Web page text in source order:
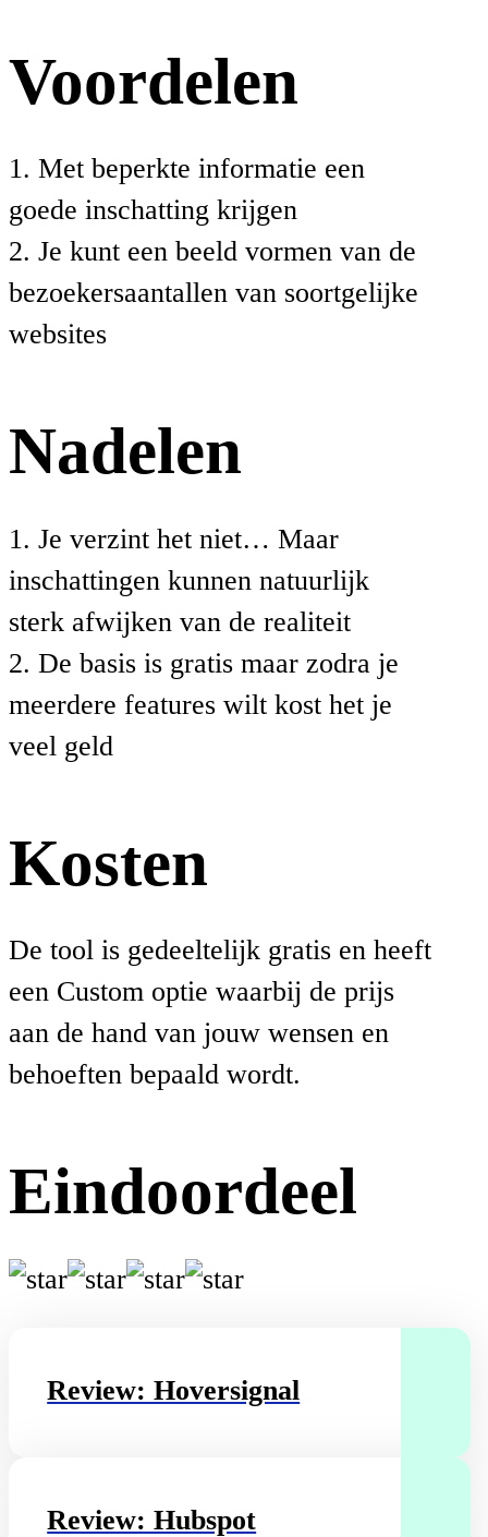
Voordelen
1. Met beperkte informatie een
goede inschatting krijgen
2. Je kunt een beeld vormen van de
bezoekersaantallen van soortgelijke
websites
Nadelen
1. Je verzint het niet… Maar
inschattingen kunnen natuurlijk
sterk afwijken van de realiteit
2. De basis is gratis maar zodra je
meerdere features wilt kost het je
veel geld
Kosten
De tool is gedeeltelijk gratis en heeft
een Custom optie waarbij de prijs
aan de hand van jouw wensen en
behoeften bepaald wordt.
Eindoordeel
Review: Hoversignal
Review: Hubspot